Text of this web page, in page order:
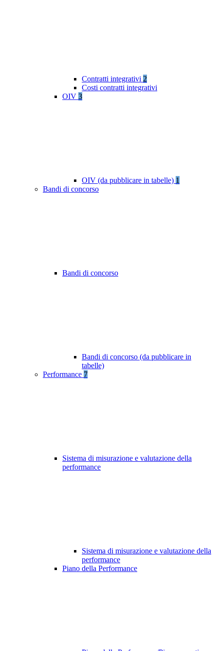
Contratti integrativi 2
Costi contratti integrativi
OIV 3
OIV (da pubblicare in tabelle) 1
Bandi di concorso
Bandi di concorso
Bandi di concorso (da pubblicare in
tabelle)
Performance 7
Sistema di misurazione e valutazione della
performance
Sistema di misurazione e valutazione della
performance
Piano della Performance